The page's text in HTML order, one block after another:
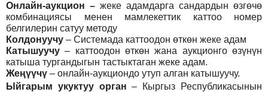
Онлайн-аукцион – жеке адамдарга сандардын өзгөчө
комбинациясы менен мамлекеттик каттоо номер
белгилерин сатуу методу
Колдонуучу – Системада каттоодон өткөн жеке адам
Катышуучу – каттоодон өткөн жана аукционго өзүнүн
катыша тургандыгын тастыктаган жеке адам.
Жеңүүчү – онлайн-аукциондо утуп алган катышуучу.
Ыйгарым укуктуу орган –
Кыргыз Республикасынын